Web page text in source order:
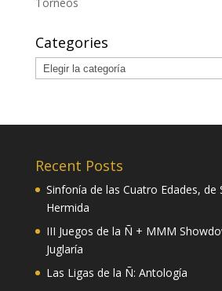
Categories
Categories
Recent Posts
Sinfonía de las Cuatro Edades, de
Hermida
III Juegos de la Ñ + MMM
Juglaría
Las Ligas de la Ñ: Antología